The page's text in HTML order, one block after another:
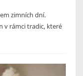
zimních dní.
v rámci tradic, které